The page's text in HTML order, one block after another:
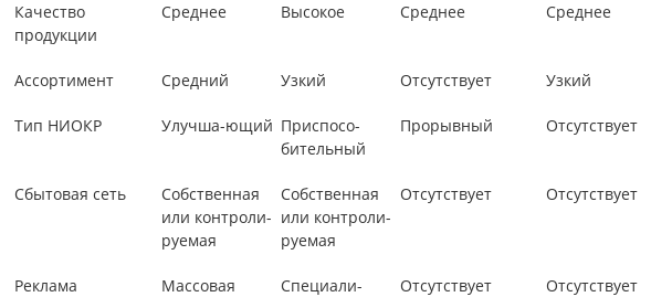
Качество
продукции
Среднее Высокое Среднее Среднее
Ассортимент Средний Узкий Отсутствует Узкий
Тип НИОКР Улучша-ющий Приспосо-
бительный
Прорывный Отсутствует
Сбытовая сеть
Собственная
или контроли-
руемая
Собственная
или контроли-
руемая
Отсутствует Отсутствует
Реклама Массовая
Специали-
Отсутствует Отсутствует